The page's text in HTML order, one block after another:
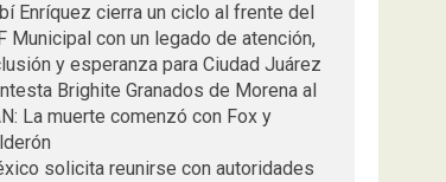
Enríquez cierra un ciclo al frente del
Municipal con un legado de atención,
y esperanza para Ciudad Juárez
Brighite Granados de Morena al
La muerte comenzó con Fox y
solicita reunirse con autoridades